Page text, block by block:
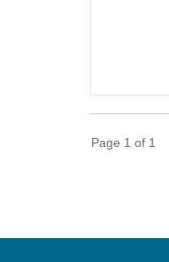
Page 1 of 1